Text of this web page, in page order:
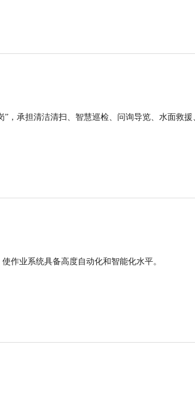
，承担清洁清扫、智慧巡检、问询导览、水面救援
作业系统具备高度自动化和智能化水平。